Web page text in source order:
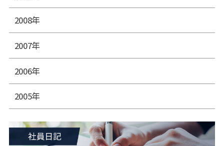
2008年
2007年
2006年
2005年